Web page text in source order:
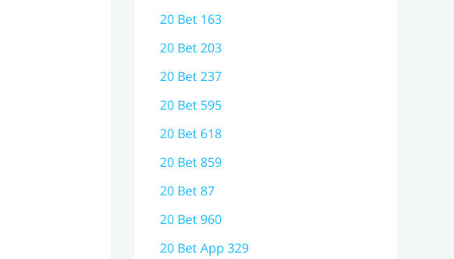
20 Bet 163
20 Bet 203
20 Bet 237
20 Bet 595
20 Bet 618
20 Bet 859
20 Bet 87
20 Bet 960
20 Bet App 329